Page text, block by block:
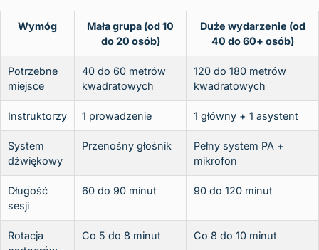
Wymóg
Mała grupa (od 10
do 20 osób)
Duże wydarzenie (od
40 do 60+ osób)
Potrzebne
miejsce
40 do 60 metrów
kwadratowych
120 do 180 metrów
kwadratowych
Instruktorzy 1 prowadzenie 1 główny + 1 asystent
System
dźwiękowy
Przenośny głośnik
Pełny system PA +
mikrofon
Długość
sesji
60 do 90 minut 90 do 120 minut
Rotacja
Co 5 do 8 minut Co 8 do 10 minut